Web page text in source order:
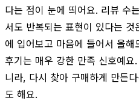
다는 점이 눈에 띄어요. 리뷰 수
서도 반복되는 표현이 있다는
에 입어보고 마음에 들어서 올
후기는 매우 강한 만족 신호예
니라, 다시 찾아 구매하게 만든
도 해요.